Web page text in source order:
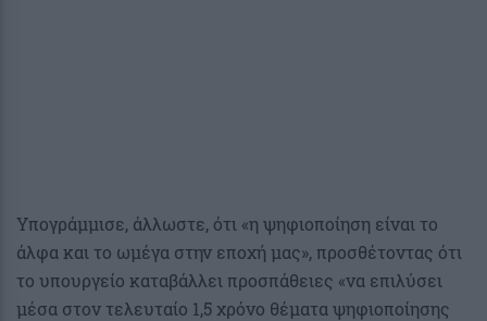
Υπογράμμισε, άλλωστε, ότι «η ψηφιοποίηση είναι το
άλφα και το ωμέγα στην εποχή μας», προσθέτοντας ότι
το υπουργείο καταβάλλει προσπάθειες «να επιλύσει
μέσα στον τελευταίο 1,5 χρόνο θέματα ψηφιοποίησης